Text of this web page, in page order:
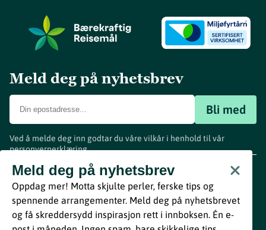
Meld deg på nyhetsbrev
Bli med
Ved å melde deg inn godtar du våre vilkår i henhold til vår
personvernerklæring.
Meld deg på nyhetsbrev
Oppdag mer! Motta skjulte perler, ferske tips og
spennende arrangementer. Meld deg på nyhetsbrevet
og få skreddersydd inspirasjon rett i innboksen. Én e-
www.visitvestfold.com
Turistinformasjon
Vestfold Fylkeskommune
ByBreakfast